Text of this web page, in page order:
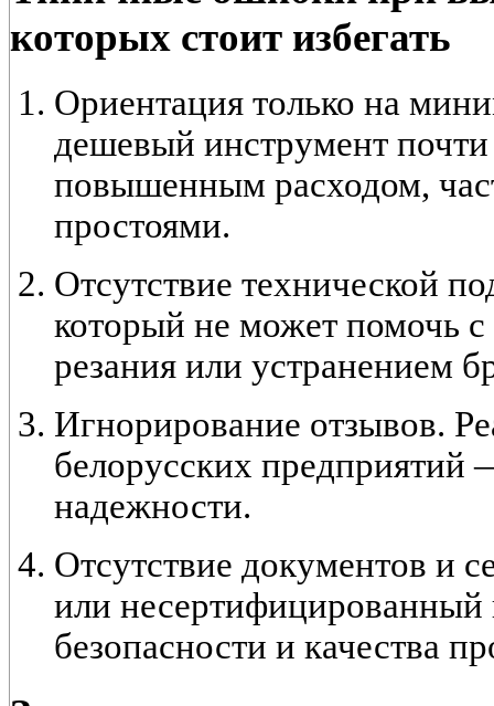
которых стоит избегать
Ориентация только на
дешевый инструмент почти
повышенным расходом,
простоями.
Отсутствие технической
который не может помочь
резания или устранением
Игнорирование отзывов.
белорусских предприятий
надежности.
Отсутствие документов и
или
безопасности и качества